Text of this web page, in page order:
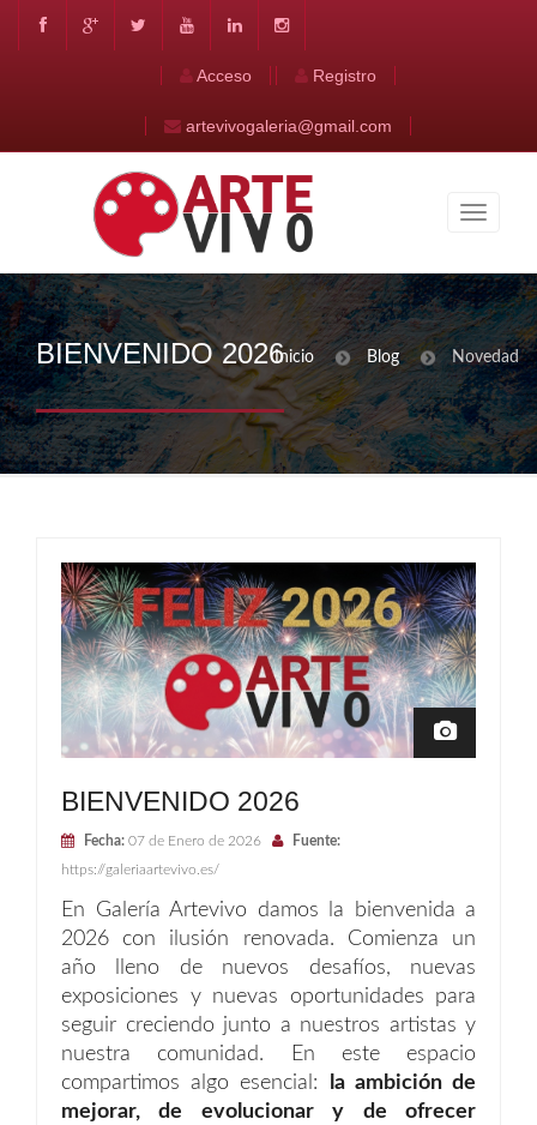
Acceso Registro
artevivogaleria@gmail.com
BIENVENIDO 2026Inicio Blog Novedad
BIENVENIDO 2026
Fecha: 07 de Enero de 2026
Fuente:
https://galeriaartevivo.es/
En Galería Artevivo damos la bienvenida a
2026 con ilusión renovada. Comienza un
año lleno de nuevos desafíos, nuevas
exposiciones y nuevas oportunidades para
seguir creciendo junto a nuestros artistas y
nuestra comunidad. En este espacio
compartimos algo esencial:
la ambición de
mejorar, de evolucionar y de ofrecer